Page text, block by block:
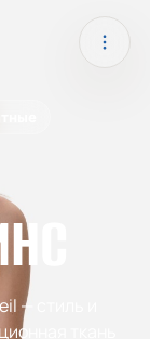
— стиль и
ткань